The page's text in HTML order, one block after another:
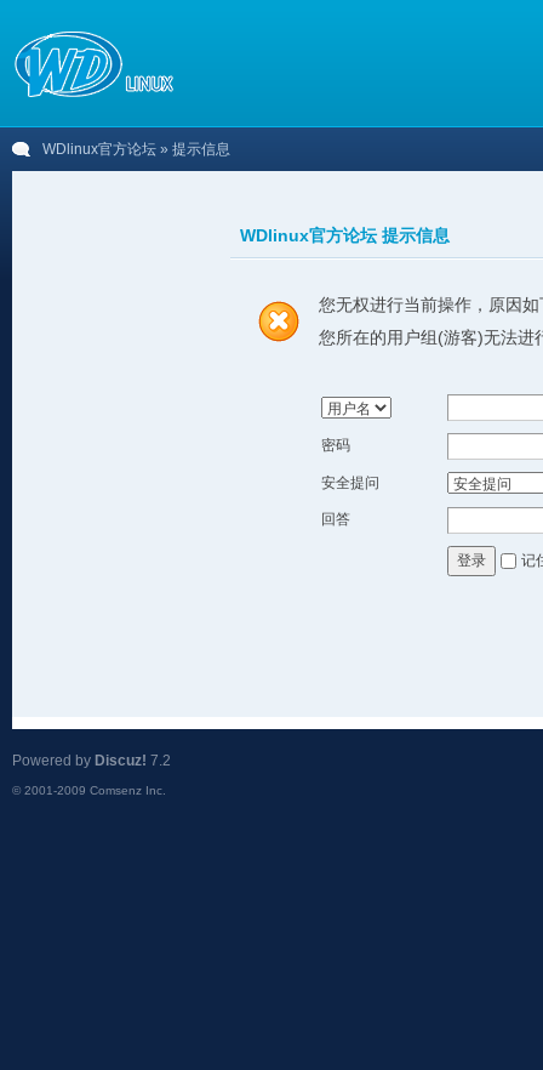
WDlinux官方论坛 » 提示信息
WDlinux官方论坛 提示信息
您无权进行当前操作，原因如
您所在的用户组(游客)无法进
密码
安全提问
回答
登录 记
Powered by Discuz! 7.2
© 2001-2009 Comsenz Inc.